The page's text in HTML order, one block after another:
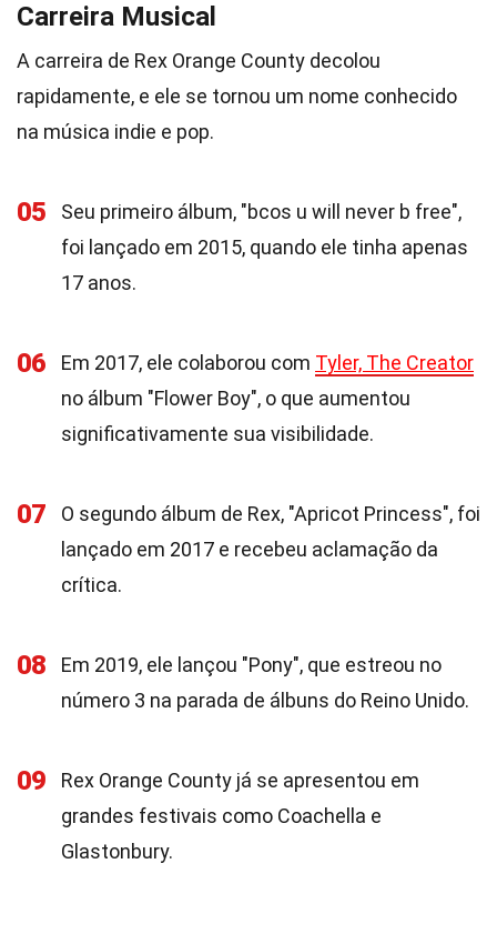
Carreira Musical
A carreira de Rex Orange County decolou
rapidamente, e ele se tornou um nome conhecido
na música indie e pop.
05
Seu primeiro álbum, "bcos u will never b free",
foi lançado em 2015, quando ele tinha apenas
17 anos.
06 Em 2017, ele colaborou com Tyler, The Creator
no álbum "Flower Boy", o que aumentou
significativamente sua visibilidade.
07
O segundo álbum de Rex, "Apricot Princess", foi
lançado em 2017 e recebeu aclamação da
crítica.
08
Em 2019, ele lançou "Pony", que estreou no
número 3 na parada de álbuns do Reino Unido.
09
Rex Orange County já se apresentou em
grandes festivais como Coachella e
Glastonbury.